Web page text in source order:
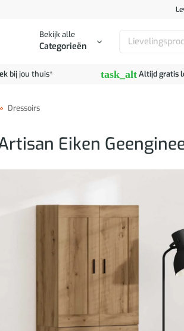
Bekijk alle
Categorieën
Zoeken
bij jou thuis* task_altAltijd gratis
Dressoirs
Eiken